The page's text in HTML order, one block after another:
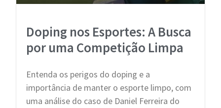
Doping nos Esportes: A Busca
por uma Competição Limpa
Entenda os perigos do doping e a
importância de manter o esporte limpo, com
uma análise do caso de Daniel Ferreira do